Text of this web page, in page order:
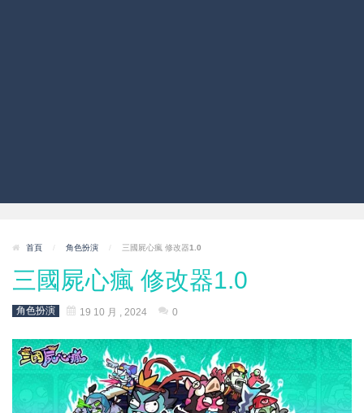
首頁 / 角色扮演 / 三國屍心瘋 修改器1.0
三國屍心瘋 修改器1.0
角色扮演 19 10 月 , 2024 0